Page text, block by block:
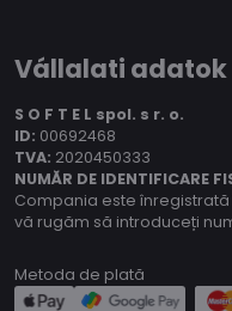
Vállalati adatok
S O F T E L spol. s r. o.
ID: 00692468
TVA: 2020450333
NUMĂR DE IDENTIFICARE
Compania este înregistrată
vă rugăm să introduceți
Metoda de plată